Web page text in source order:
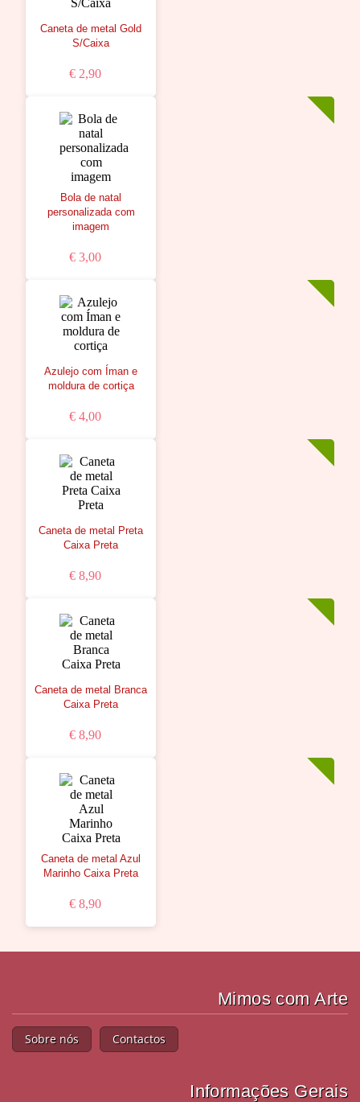
Caneta de metal Gold
S/Caixa
€ 2,90
Bola de natal
personalizada com
imagem
€ 3,00
Azulejo com Íman e
moldura de cortiça
€ 4,00
Caneta de metal Preta
Caixa Preta
€ 8,90
Caneta de metal Branca
Caixa Preta
€ 8,90
Caneta de metal Azul
Marinho Caixa Preta
€ 8,90
Mimos com Arte
Sobre nós Contactos
Informações Gerais